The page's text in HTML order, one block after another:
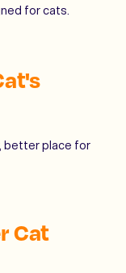
for cats.
better place for
Cat